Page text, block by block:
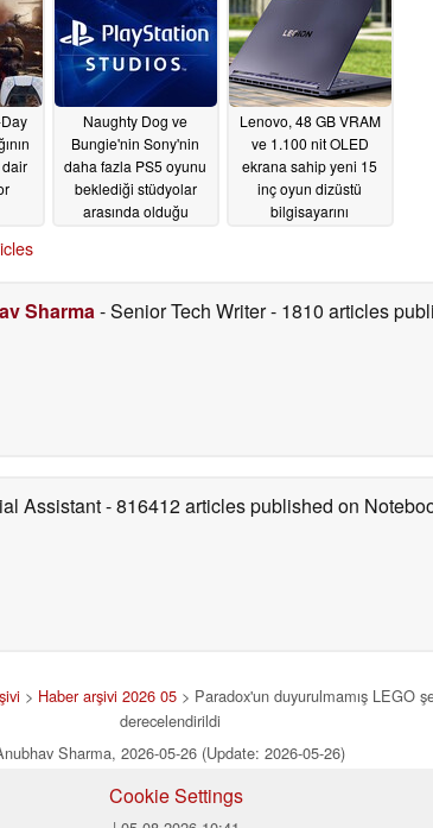
07/07/2026
Naughty Dog ve
Bungie'nin Sony'nin
daha fazla PS5 oyunu
beklediği stüdyolar
arasında olduğu
Lenovo, 48 GB VRAM
ve 1.100 nit OLED
ekrana sahip yeni 15
inç oyun dizüstü
bilgisayarını
Sharma- Senior Tech Writer- 1810 articles
Assistant- 816412 articles published on
> Haber arşivi 2026 05> Paradox'un duyurulmamış LEGO
derecelendirildi
Sharma, 2026-05-26 (Update: 2026-05-26)
Cookie Settings